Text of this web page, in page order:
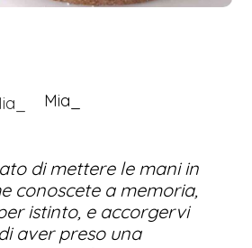
Mia_
di mettere le mani in
conoscete a memoria,
istinto, e accorgervi
aver preso una